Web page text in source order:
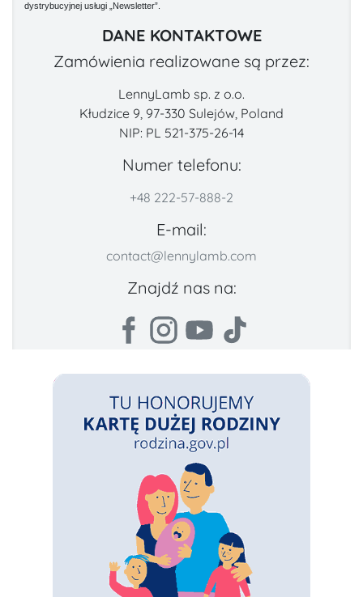
dystrybucyjnej usługi „Newsletter”.
DANE KONTAKTOWE
Zamówienia realizowane są przez:
LennyLamb sp. z o.o.
Kłudzice 9, 97-330 Sulejów, Poland
NIP: PL 521-375-26-14
Numer telefonu:
+48 222-57-888-2
E-mail:
contact@lennylamb.com
Znajdź nas na: